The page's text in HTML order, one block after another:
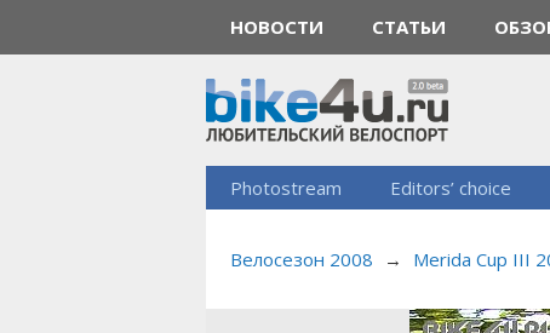
НОВОСТИ СТАТЬИ
Photostream Editors’ choice
Велосезон 2008 → Merida Cup III